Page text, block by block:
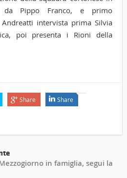
da Pippo Franco, e primo
Andreatti intervista prima Silvia
poi presenta i Rioni della
Share Share
in famiglia, segui la